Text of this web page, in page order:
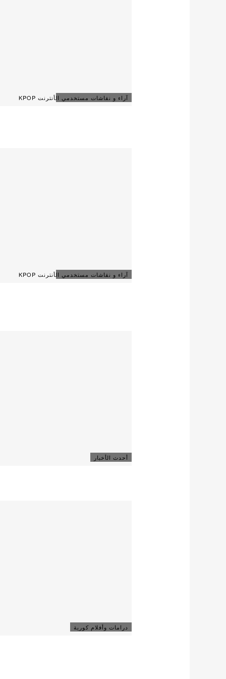
آراء و نقاشات مستخدمي الأنترنت KPOP
آراء و نقاشات مستخدمي الأنترنت KPOP
أحدث الأخبار
درامات وأفلام كورية